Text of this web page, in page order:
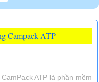
Campack ATP
ATP là phần mềm